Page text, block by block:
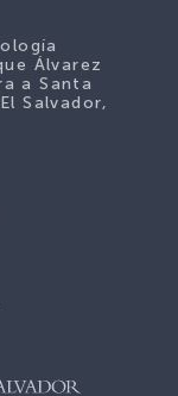
Álvarez
a Santa
Salvador,